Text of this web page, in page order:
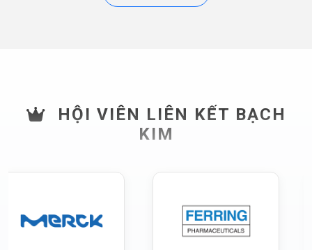
HỘI VIÊN LIÊN KẾT BẠCH
KIM